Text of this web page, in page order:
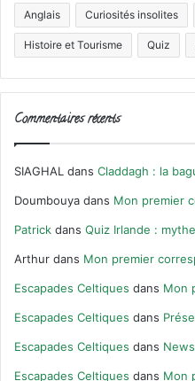
Anglais Curiosités insolites
Histoire et Tourisme Quiz
Commentaires récents
SIAGHAL dans Claddagh : la
Doumbouya dans Mon premier
Patrick dans Quiz Irlande :
Arthur dans Mon premier
Escapades Celtiques dans Mon
Escapades Celtiques dans
Escapades Celtiques dans
Escapades Celtiques dans Mon